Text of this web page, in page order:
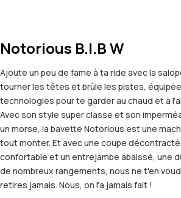
Notorious B.I.B W
Ajoute un peu de fame à ta ride avec la
tourner les têtes et brûle les pistes,
technologies pour te garder au chaud et à
Avec son style super classe et son
un morse, la bavette Notorious est une
tout monter. Et avec une coupe
confortable et un entrejambe abaissé, une
de nombreux rangements, nous ne t'en
retires jamais. Nous, on l'a jamais fait !